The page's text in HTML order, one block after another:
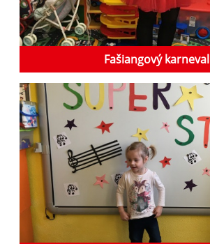
Fašiangový karneval